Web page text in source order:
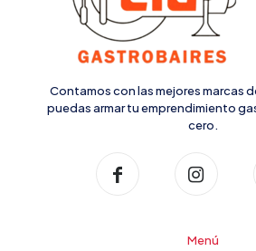
Contamos con las mejores marcas
puedas armar tu emprendimiento
cero.
Menú